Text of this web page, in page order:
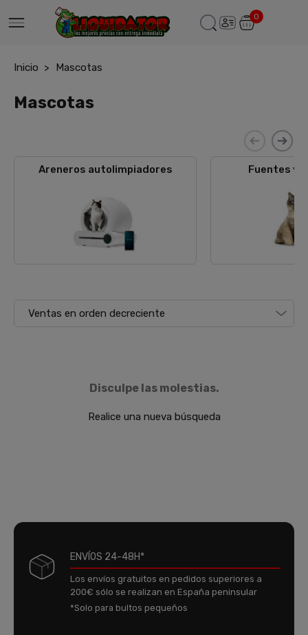
0
Inicio Mascotas
Mascotas
Areneros autolimpiadores Fuentes y
Disculpe las molestias.
Realice una nueva búsqueda
ENVÍOS 24-48H*
Los envíos gratuitos en pedidos superiores a
200€ sólo se realizan en España peninsular
*Solo para bultos pequeños